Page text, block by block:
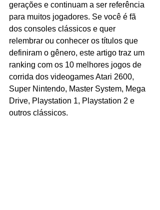
gerações e continuam a ser referência
para muitos jogadores. Se você é fã
dos consoles clássicos e quer
relembrar ou conhecer os títulos que
definiram o gênero, este artigo traz um
ranking com os 10 melhores jogos de
corrida dos videogames Atari 2600,
Super Nintendo, Master System, Mega
Drive, Playstation 1, Playstation 2 e
outros clássicos.